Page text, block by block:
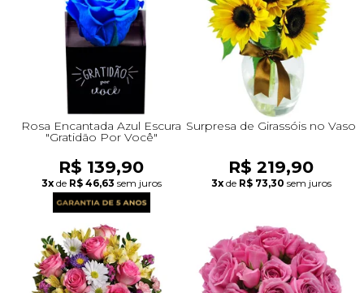
Rosa Encantada Azul Escura
"Gratidão Por Você"
R$ 139,90
3x de R$ 46,63 sem juros
Surpresa de Girassóis no Vaso
R$ 219,90
3x de R$ 73,30 sem juros